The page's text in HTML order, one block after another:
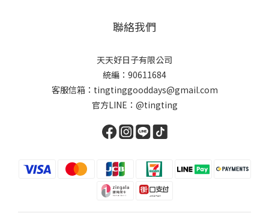
聯絡我們
天天好日子有限公司
統編：90611684
客服信箱：tingtinggooddays@gmail.com
官方LINE：@tingting